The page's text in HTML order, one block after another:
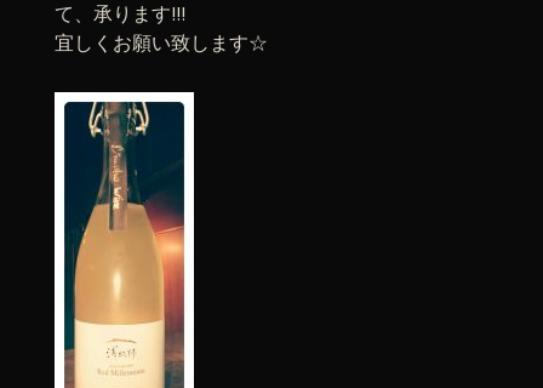
て、承ります!!!
宜しくお願い致します☆